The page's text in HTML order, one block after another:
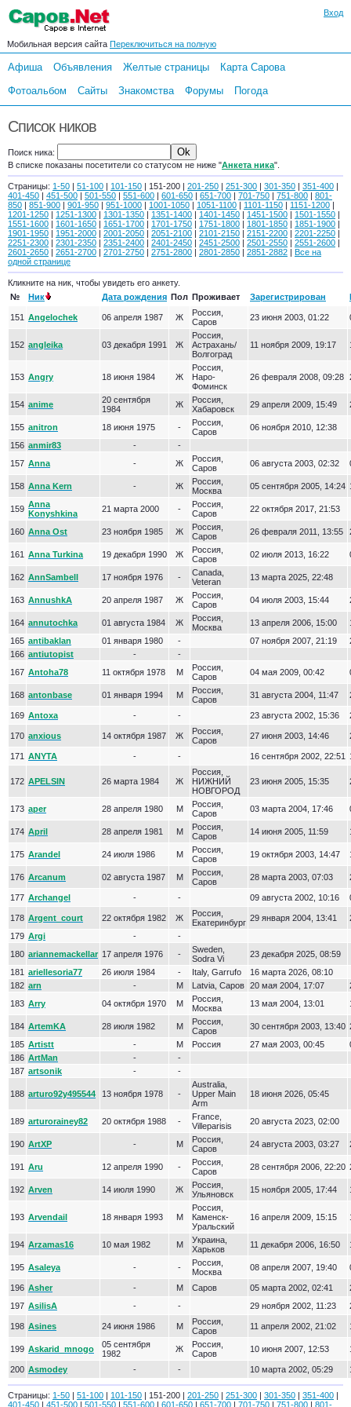
Вход
Мобильная версия сайта Переключиться на полную
Афиша Объявления Желтые страницы
Карта Сарова
Фотоальбом
Сайты Знакомства Форумы Погода
Список ников
Поиск ника:
В списке показаны посетители со статусом не ниже "Анкета ника".
Страницы: 1-50 | 51-100 | 101-150 | 151-200 | 201-250 | 251-300 | 301-350 | 351-400 |
401-450 | 451-500 | 501-550 | 551-600 | 601-650 | 651-700 | 701-750 | 751-800 | 801-
850 | 851-900 | 901-950 | 951-1000 | 1001-1050 | 1051-1100 | 1101-1150 | 1151-1200 |
1201-1250 | 1251-1300 | 1301-1350 | 1351-1400 | 1401-1450 | 1451-1500 | 1501-1550 |
1551-1600 | 1601-1650 | 1651-1700 | 1701-1750 | 1751-1800 | 1801-1850 | 1851-1900 |
1901-1950 | 1951-2000 | 2001-2050 | 2051-2100 | 2101-2150 | 2151-2200 | 2201-2250 |
2251-2300 | 2301-2350 | 2351-2400 | 2401-2450 | 2451-2500 | 2501-2550 | 2551-2600 |
2601-2650 | 2651-2700 | 2701-2750 | 2751-2800 | 2801-2850 | 2851-2882 | Все на
одной странице
Кликните на ник, чтобы увидеть его анкету.
№
Ник Дата рождения Пол Проживает Зарегистрирован
151 Angelochek 06 апреля 1987 Ж
Россия,
Саров
23 июня 2003, 01:22
152 angleika 03 декабря 1991 Ж
Россия,
Астрахань/
Волгоград
11 ноября 2009, 19:17
153 Angry 18 июня 1984 Ж
Россия,
Наро-
Фоминск
26 февраля 2008, 09:28
154 anime
20 сентября
1984
Ж
Россия,
Хабаровск
29 апреля 2009, 15:49
155 anitron 18 июня 1975 -
Россия,
Саров
06 ноября 2010, 12:38
156 anmir83 -
-
157 Anna - Ж
Россия,
Саров
06 августа 2003, 02:32
158 Anna Kern - Ж
Россия,
Москва
05 сентября 2005, 14:24
159 Anna
Konyshkina
21 марта 2000 -
Россия,
Саров
22 октября 2017, 21:53
160 Anna Ost 23 ноября 1985 Ж
Россия,
Саров
26 февраля 2011, 13:55
161 Anna Turkina 19 декабря 1990 Ж
Россия,
Саров
02 июля 2013, 16:22
162 AnnSambell 17 ноября 1976 -
Canada,
Veteran
13 марта 2025, 22:48
163 AnnushkA 20 апреля 1987 Ж
Россия,
Саров
04 июля 2003, 15:44
164 annutochka 01 августа 1984 Ж
Россия,
Москва
13 апреля 2006, 15:00
165 antibaklan 01 января 1980 - 07 ноября 2007, 21:19
166 antiutopist -
-
167 Antoha78 11 октября 1978 М
Россия,
Саров
04 мая 2009, 00:42
168 antonbase 01 января 1994 М
Россия,
Саров
31 августа 2004, 11:47
169 Antoxa - - 23 августа 2002, 15:36
170 anxious 14 октября 1987 Ж
Россия,
Саров
27 июня 2003, 14:46
171 ANYTA - - 16 сентября 2002, 22:51
172 APELSIN 26 марта 1984 Ж
Россия,
НИЖНИЙ
НОВГОРОД
23 июня 2005, 15:35
173 aper 28 апреля 1980 М
Россия,
Саров
03 марта 2004, 17:46
174 April 28 апреля 1981 М
Россия,
Саров
14 июня 2005, 11:59
175 Arandel 24 июля 1986 М
Россия,
Саров
19 октября 2003, 14:47
176 Arcanum 02 августа 1987 М
Россия,
Саров
28 марта 2003, 07:03
177 Archangel - - 09 августа 2002, 10:16
178 Argent_court 22 октября 1982 Ж
Россия,
Екатеринбург 29 января 2004, 13:41
179 Argi -
-
180 ariannemackellar 17 апреля 1976 -
Sweden,
Sodra Vi
23 декабря 2025, 08:59
181 ariellesoria77 26 июля 1984 - Italy, Garrufo
16 марта 2026, 08:10
182 arn - М Latvia, Саров 20 мая 2004, 17:07
183 Arry 04 октября 1970 М
Россия,
Москва
13 мая 2004, 13:01
184 ArtemKA 28 июля 1982 М
Россия,
Саров
30 сентября 2003, 13:40
185 Artistt - М Россия 27 мая 2003, 00:45
186 ArtMan -
-
187 artsonik - -
188 arturo92y495544 13 ноября 1978 -
Australia,
Upper Main
Arm
18 июня 2026, 05:45
189 arturorainey82 20 октября 1988 -
France,
Villeparisis
20 августа 2023, 02:00
190 ArtXP - М
Россия,
Саров
24 августа 2003, 03:27
191 Aru 12 апреля 1990 -
Россия,
Саров
28 сентября 2006, 22:20
192 Arven 14 июля 1990 Ж
Россия,
Ульяновск
15 ноября 2005, 17:44
193 Arvendail 18 января 1993 М
Россия,
Каменск-
Уральский
16 апреля 2009, 15:15
194 Arzamas16 10 мая 1982 М
Украина,
Харьков
11 декабря 2006, 16:50
195 Asaleya - -
Россия,
Москва
08 апреля 2007, 19:40
196 Asher - М Саров 05 марта 2002, 02:41
197 AsilisA - - 29 ноября 2002, 11:23
198 Asines 24 июня 1986 М
Россия,
Саров
11 апреля 2002, 21:02
199 Askarid_mnogo
05 сентября
1982
Ж
Россия,
Саров
10 июня 2007, 12:53
200 Asmodey - - 10 марта 2002, 05:29
Страницы: 1-50 | 51-100 | 101-150 | 151-200 | 201-250 | 251-300 | 301-350 | 351-400 |
401-450 | 451-500 | 501-550 | 551-600 | 601-650 | 651-700 | 701-750 | 751-800 | 801-